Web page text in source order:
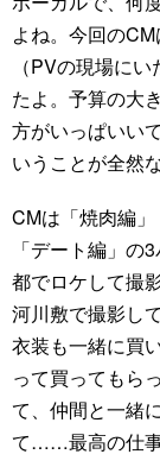
よね。今回の
（PVの現場に
たよ。予算の大
方がいっぱいい
いうことが全然
CMは「焼肉編
「デート編」の
都でロケして撮
河川敷で撮影し
衣装も一緒に買
って買ってもら
て、仲間と一緒
て……最高の仕事